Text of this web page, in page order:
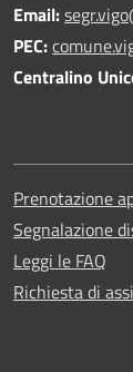
Email:
PEC:
Centralino
Prenotazione
Segnalazione
Leggi le FAQ
Richiesta di